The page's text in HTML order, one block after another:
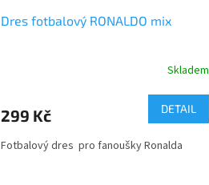
Dres fotbalový RONALDO mix
Skladem
299 Kč DETAIL
Fotbalový dres pro fanoušky Ronalda